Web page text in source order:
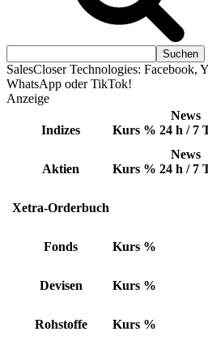
SalesCloser Technologies: Facebook,
WhatsApp oder TikTok!
Anzeige
Indizes Kurs %
News
24 h / 7
Aktien Kurs %
News
24 h / 7
Xetra-Orderbuch
Fonds Kurs %
Devisen Kurs %
Rohstoffe Kurs %